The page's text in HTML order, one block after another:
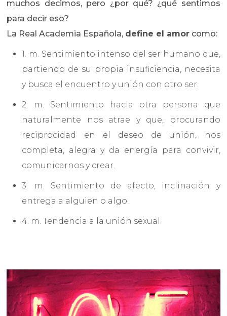
muchos decimos, pero ¿por qué? ¿qué sentimos
para decir eso?
La Real Academia Española, define el amor como:
1. m. Sentimiento intenso del ser humano que,
partiendo de su propia insuficiencia, necesita
y busca el encuentro y unión con otro ser.
2. m. Sentimiento hacia otra persona que
naturalmente nos atrae y que, procurando
reciprocidad en el deseo de unión, nos
completa, alegra y da energía para convivir,
comunicarnos y crear.
3. m. Sentimiento de afecto, inclinación y
entrega a alguien o algo.
4. m. Tendencia a la unión sexual.